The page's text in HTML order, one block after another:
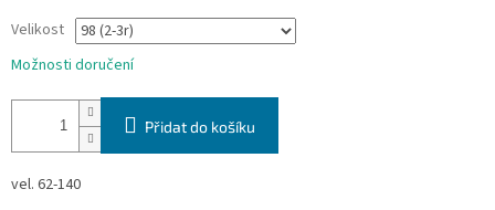
Velikost
Možnosti doručení
Přidat do košíku
vel. 62-140